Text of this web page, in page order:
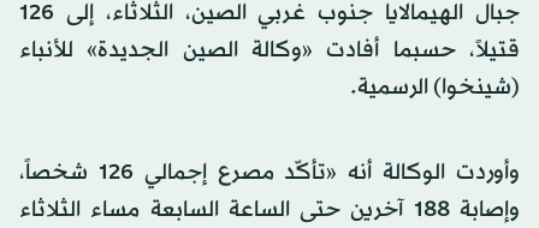
جبال الهيمالايا جنوب غربي الصين، الثلاثاء، إلى 126
قتيلاً، حسبما أفادت «وكالة الصين الجديدة» للأنباء
(شينخوا) الرسمية.
وأوردت الوكالة أنه «تأكّد مصرع إجمالي 126 شخصاً،
وإصابة 188 آخرين حتى الساعة السابعة مساء الثلاثاء